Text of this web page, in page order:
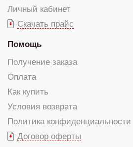
Личный кабинет
Скачать прайс
Помощь
Получение заказа
Оплата
Как купить
Условия возврата
Политика конфиденциальности
Договор оферты